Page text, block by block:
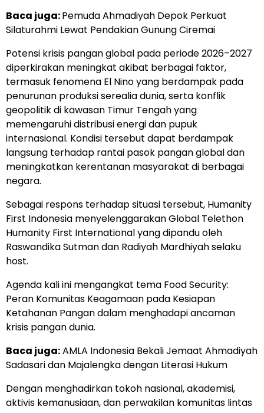
Baca juga:Pemuda Ahmadiyah Depok Perkuat
Silaturahmi Lewat Pendakian Gunung Ciremai
Potensi krisis pangan global pada periode 2026–2027
diperkirakan meningkat akibat berbagai faktor,
termasuk fenomena El Nino yang berdampak pada
penurunan produksi serealia dunia, serta konflik
geopolitik di kawasan Timur Tengah yang
memengaruhi distribusi energi dan pupuk
internasional. Kondisi tersebut dapat berdampak
langsung terhadap rantai pasok pangan global dan
meningkatkan kerentanan masyarakat di berbagai
negara.
Sebagai respons terhadap situasi tersebut, Humanity
First Indonesia menyelenggarakan Global Telethon
Humanity First International yang dipandu oleh
Raswandika Sutman dan Radiyah Mardhiyah selaku
host.
Agenda kali ini mengangkat tema Food Security:
Peran Komunitas Keagamaan pada Kesiapan
Ketahanan Pangan dalam menghadapi ancaman
krisis pangan dunia.
Baca juga:AMLA Indonesia Bekali Jemaat Ahmadiyah
Sadasari dan Majalengka dengan Literasi Hukum
Dengan menghadirkan tokoh nasional, akademisi,
aktivis kemanusiaan, dan perwakilan komunitas lintas